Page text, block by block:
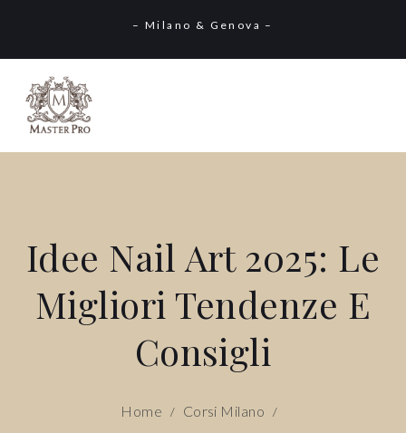
– Milano & Genova –
Idee Nail Art 2025: Le
Migliori Tendenze E
Consigli
Home / Corsi Milano /